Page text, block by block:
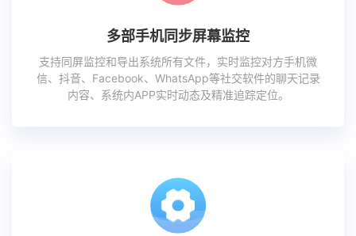
多部手机同步屏幕监控
支持同屏监控和导出系统所有文件，实时监控对方手机微
信、抖音、Facebook、WhatsApp等社交软件的聊天记录
内容、系统内APP实时动态及精准追踪定位。